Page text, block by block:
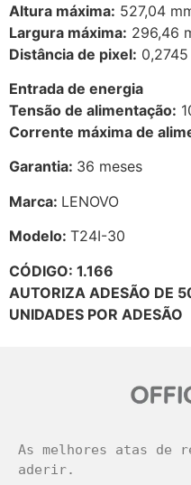
Altura máxima: 527,04
Largura máxima: 296,46
Distância de pixel:
Entrada de energia
Tensão de alimentação:
Corrente máxima de
Garantia: 36 meses
Marca: LENOVO
Modelo: T24I-30
CÓDIGO: 1.166
AUTORIZA ADESÃO DE
UNIDADES POR ADESÃO
As melhores atas de
aderir.